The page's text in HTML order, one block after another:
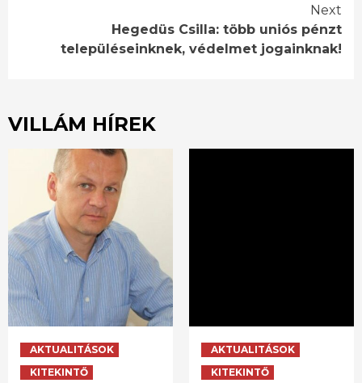
Next
Hegedüs Csilla: több uniós pénzt
településeinknek, védelmet jogainknak!
VILLÁM HÍREK
AKTUALITÁSOK
KITEKINTŐ
AKTUALITÁSOK
KITEKINTŐ